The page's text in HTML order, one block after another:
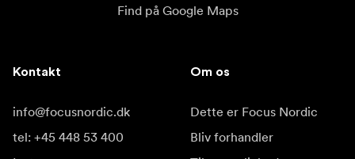
Find på Google Maps
Kontakt
info@focusnordic.dk
tel: +45 448 53 400
Om os
Dette er Focus Nordic
Bliv forhandler